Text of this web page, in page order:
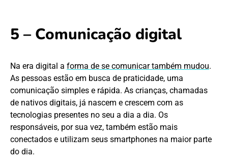
5 – Comunicação digital
Na era digital a forma de se comunicar também mudou.
As pessoas estão em busca de praticidade, uma
comunicação simples e rápida. As crianças, chamadas
de nativos digitais, já nascem e crescem com as
tecnologias presentes no seu a dia a dia. Os
responsáveis, por sua vez, também estão mais
conectados e utilizam seus smartphones na maior parte
do dia.